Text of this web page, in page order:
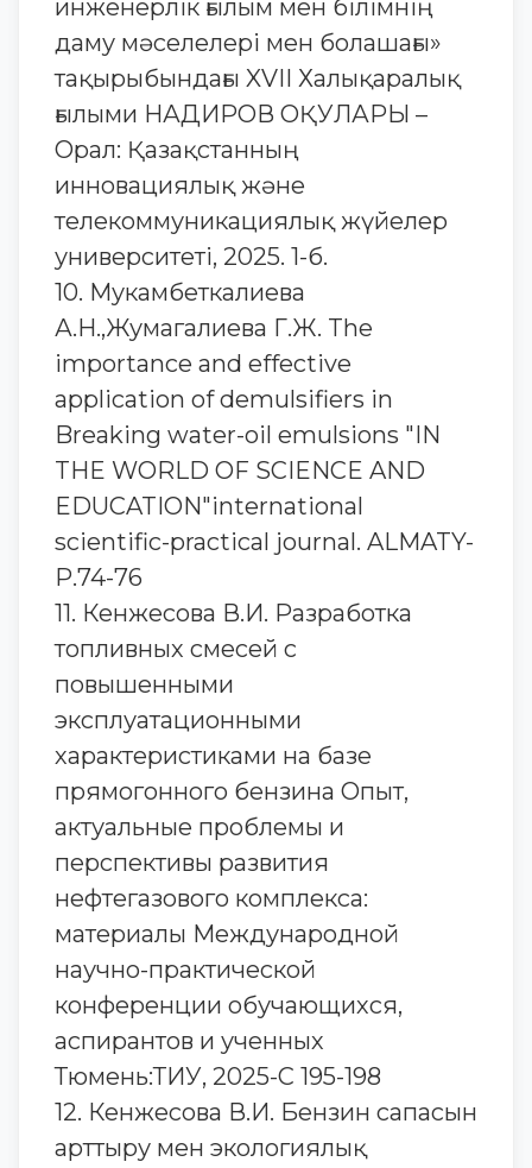
инженерлік ғылым мен білімнің
даму мәселелері мен болашағы»
тақырыбындағы XVII Халықаралық
ғылыми НАДИРОВ ОҚУЛАРЫ –
Орал: Қазақстанның
инновациялық және
телекоммуникациялық жүйелер
университеті, 2025. 1-б.
10. Мукамбеткалиева
А.Н.,Жумагалиева Г.Ж. The
importance and effective
application of demulsifiers in
Breaking water-oil emulsions "IN
THE WORLD OF SCIENCE AND
EDUCATION"international
scientific-practical journal. ALMATY-
Р.74-76
11. Кенжесова В.И. Разработка
топливных смесей с
повышенными
эксплуатационными
характеристиками на базе
прямогонного бензина Опыт,
актуальные проблемы и
перспективы развития
нефтегазового комплекса:
материалы Международной
научно-практической
конференции обучающихся,
аспирантов и ученных
Тюмень:ТИУ, 2025-С 195-198
12. Кенжесова В.И. Бензин сапасын
арттыру мен экологиялық